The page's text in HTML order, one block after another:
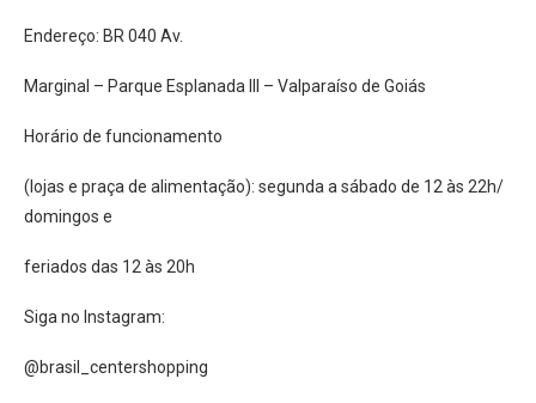
Endereço: BR 040 Av.
Marginal – Parque Esplanada III – Valparaíso de Goiás
Horário de funcionamento
(lojas e praça de alimentação): segunda a sábado de 12 às 22h/
domingos e
feriados das 12 às 20h
Siga no Instagram:
@brasil_centershopping